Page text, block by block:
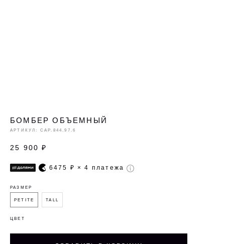
БОМБЕР ОБЪЕМНЫЙ
АРТИКУЛ: CAP.844.97.6
25 900 ₽
6475 ₽ × 4 платежа
РАЗМЕР
PETITE TALL
ЦВЕТ